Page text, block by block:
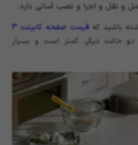
و نقل و اجرا و نصب آسانی دارد.
باشید که
قیمت صفحه کابینت 3
دو حالت دیگر، کمتر است و بسیار